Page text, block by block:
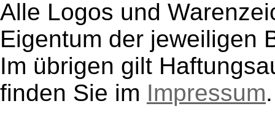
Alle Logos und
Eigentum der jeweiligen
Im übrigen gilt
finden Sie im Impressum.